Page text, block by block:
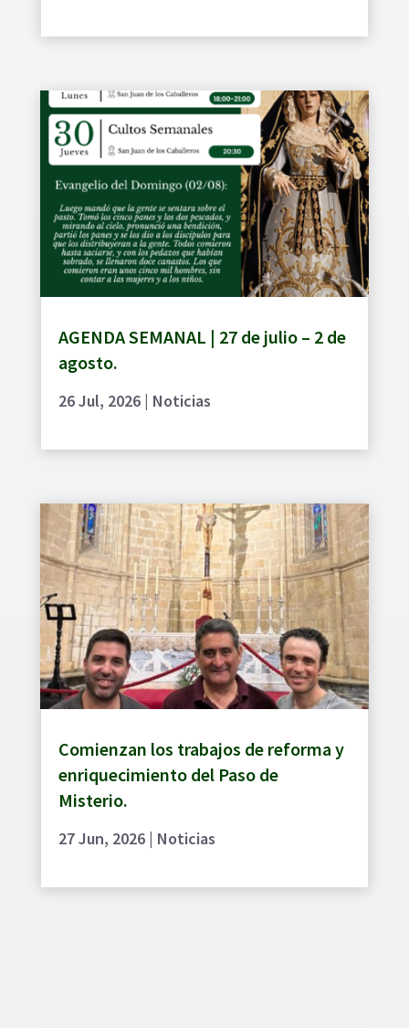
AGENDA SEMANAL | 27 de julio – 2 de
agosto.
26 Jul, 2026| Noticias
Comienzan los trabajos de reforma y
enriquecimiento del Paso de
Misterio.
27 Jun, 2026| Noticias